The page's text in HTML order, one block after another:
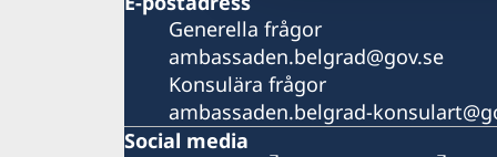
Generella frågor
ambassaden.belgrad@gov.se
Konsulära frågor
ambassaden.belgrad-
Social media